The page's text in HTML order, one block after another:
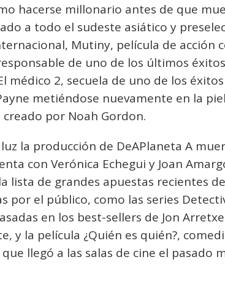
hacerse millonario antes de que
a todo el sudeste asiático y
Mutiny, película de acción
de uno de los últimos
médico 2, secuela de uno de los
metiéndose nuevamente en la
por Noah Gordon.
la producción de DeAPlaneta A
con Verónica Echegui y Joan
lista de grandes apuestas recientes
por el público, como las series
en los best-sellers de Jon
y la película ¿Quién es quién?,
llegó a las salas de cine el pasado